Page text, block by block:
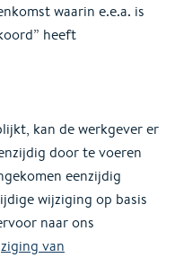
waarin e.e.a. is
heeft
kan de werkgever er
door te voeren
eenzijdig
wijziging op basis
naar ons
van